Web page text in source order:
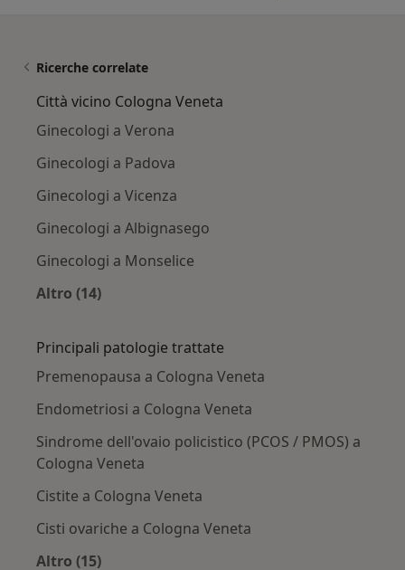
Ricerche correlate
Città vicino Cologna Veneta
Ginecologi a Verona
Ginecologi a Padova
Ginecologi a Vicenza
Ginecologi a Albignasego
Ginecologi a Monselice
Altro (14)
Principali patologie trattate
Premenopausa a Cologna Veneta
Endometriosi a Cologna Veneta
Sindrome dell'ovaio policistico (PCOS / PMOS) a
Cologna Veneta
Cistite a Cologna Veneta
Cisti ovariche a Cologna Veneta
Altro (15)